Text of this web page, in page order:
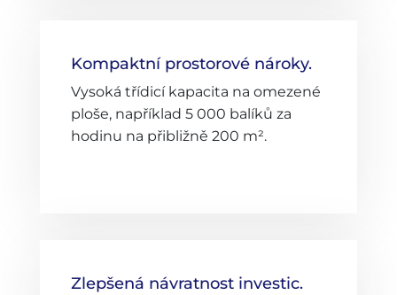
Kompaktní prostorové nároky.
Vysoká třídicí kapacita na omezené
ploše, například 5 000 balíků za
hodinu na přibližně 200 m².
Zlepšená návratnost investic.